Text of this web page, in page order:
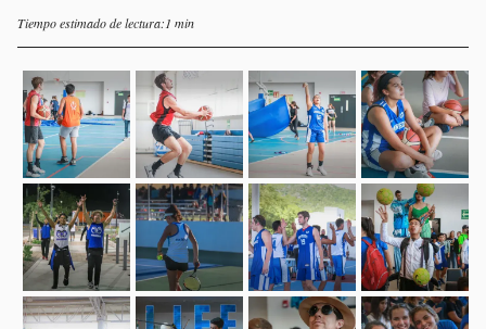
Tiempo estimado de lectura:1 min